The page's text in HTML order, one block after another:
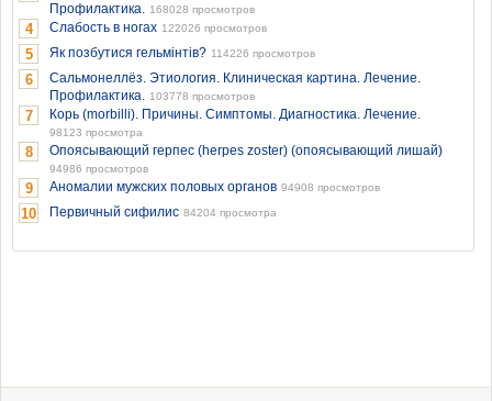
Профилактика. 168028 просмотров
4 Слабость в ногах 122026 просмотров
5 Як позбутися гельмінтів? 114226 просмотров
6
Сальмонеллёз. Этиология. Клиническая картина. Лечение.
Профилактика. 103778 просмотров
7 Корь (morbilli). Причины. Симптомы. Диагностика. Лечение.
98123 просмотра
8 Опоясывающий герпес (herpes zoster) (опоясывающий лишай)
94986 просмотров
9 Аномалии мужских половых органов 94908 просмотров
10 Первичный сифилис 84204 просмотра